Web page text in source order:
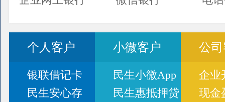
个人客户
银联借记卡
民生安心存
小微客户
民生小微App
民生惠抵押贷
公
企业
现金